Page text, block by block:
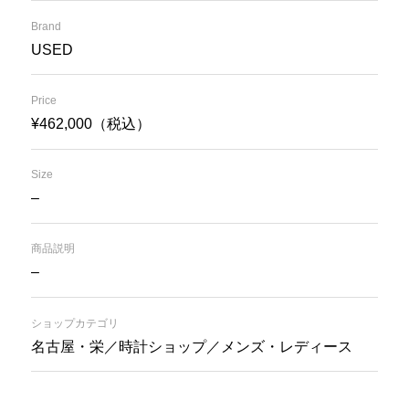
Brand
USED
Price
¥462,000（税込）
Size
–
商品説明
–
ショップカテゴリ
名古屋・栄／時計ショップ／メンズ・レディース